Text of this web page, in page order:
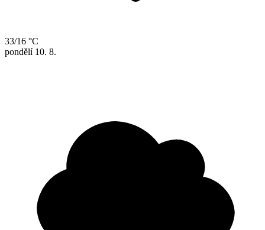
33/16 °C
pondělí 10. 8.